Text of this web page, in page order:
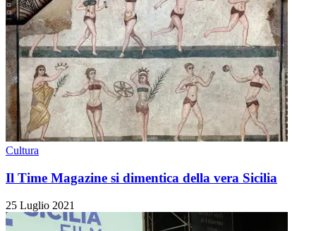
Cultura
Il Time Magazine si dimentica della vera Sicilia
25 Luglio 2021